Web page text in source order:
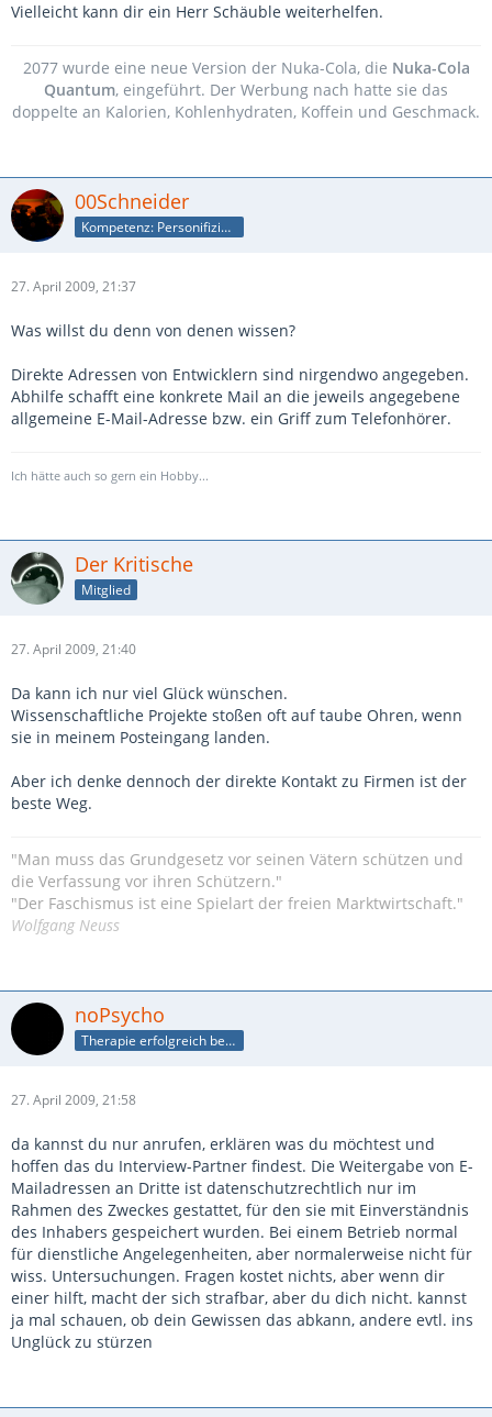
Vielleicht kann dir ein Herr Schäuble weiterhelfen.
2077 wurde eine neue Version der Nuka-Cola, die Nuka-Cola
Quantum, eingeführt. Der Werbung nach hatte sie das
doppelte an Kalorien, Kohlenhydraten, Koffein und Geschmack.
00Schneider
Kompetenz: Personifizierte Suchmaschine
27. April 2009, 21:37
Was willst du denn von denen wissen?
Direkte Adressen von Entwicklern sind nirgendwo angegeben.
Abhilfe schafft eine konkrete Mail an die jeweils angegebene
allgemeine E-Mail-Adresse bzw. ein Griff zum Telefonhörer.
Ich hätte auch so gern ein Hobby...
Der Kritische
Mitglied
27. April 2009, 21:40
Da kann ich nur viel Glück wünschen.
Wissenschaftliche Projekte stoßen oft auf taube Ohren, wenn
sie in meinem Posteingang landen.
Aber ich denke dennoch der direkte Kontakt zu Firmen ist der
beste Weg.
"Man muss das Grundgesetz vor seinen Vätern schützen und
die Verfassung vor ihren Schützern."
"Der Faschismus ist eine Spielart der freien Marktwirtschaft."
Wolfgang Neuss
noPsycho
Therapie erfolgreich beendet
27. April 2009, 21:58
da kannst du nur anrufen, erklären was du möchtest und
hoffen das du Interview-Partner findest. Die Weitergabe von E-
Mailadressen an Dritte ist datenschutzrechtlich nur im
Rahmen des Zweckes gestattet, für den sie mit Einverständnis
des Inhabers gespeichert wurden. Bei einem Betrieb normal
für dienstliche Angelegenheiten, aber normalerweise nicht für
wiss. Untersuchungen. Fragen kostet nichts, aber wenn dir
einer hilft, macht der sich strafbar, aber du dich nicht. kannst
ja mal schauen, ob dein Gewissen das abkann, andere evtl. ins
Unglück zu stürzen